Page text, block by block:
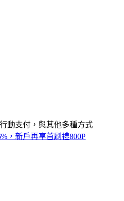
動支付，與其他多種方式
，新戶再享首刷禮800P